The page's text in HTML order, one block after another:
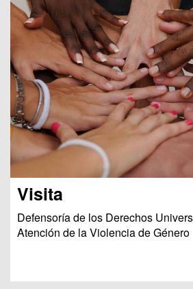
Visita
Defensoría de los Derechos
Atención de la Violencia de Género